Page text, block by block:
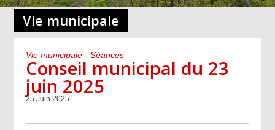
Vie municipale
Vie municipale - Séances
Conseil municipal du 23
juin 2025
25 Juin 2025